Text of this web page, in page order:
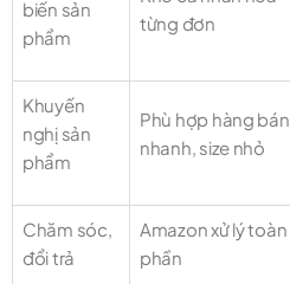
biến sản
phẩm
từng đơn
Khuyến
nghị sản
phẩm
Phù hợp hàng bán
nhanh, size nhỏ
Chăm sóc,
đổi trả
Amazon xử lý toàn
phần